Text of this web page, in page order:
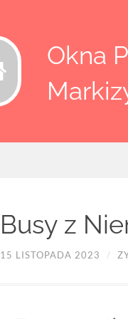
Okna
Busy z
15 LISTOPADA 2023 /